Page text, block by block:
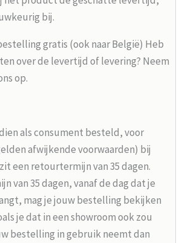
bij.
gratis (ook naar België) Heb
over de levertijd of levering? Neem
op.
als consument besteld, voor
afwijkende voorwaarden) bij
een retourtermijn van 35 dagen.
van 35 dagen, vanaf de dag dat je
mag je jouw bestelling bekijken
je dat in een showroom ook zou
bestelling in gebruik neemt dan